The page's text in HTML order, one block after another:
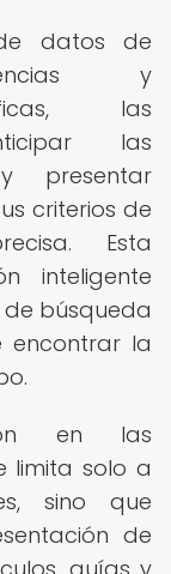
datos de
y
las
las
presentar
criterios de
Esta
inteligente
búsqueda
la
en las
limita solo a
sino que
de